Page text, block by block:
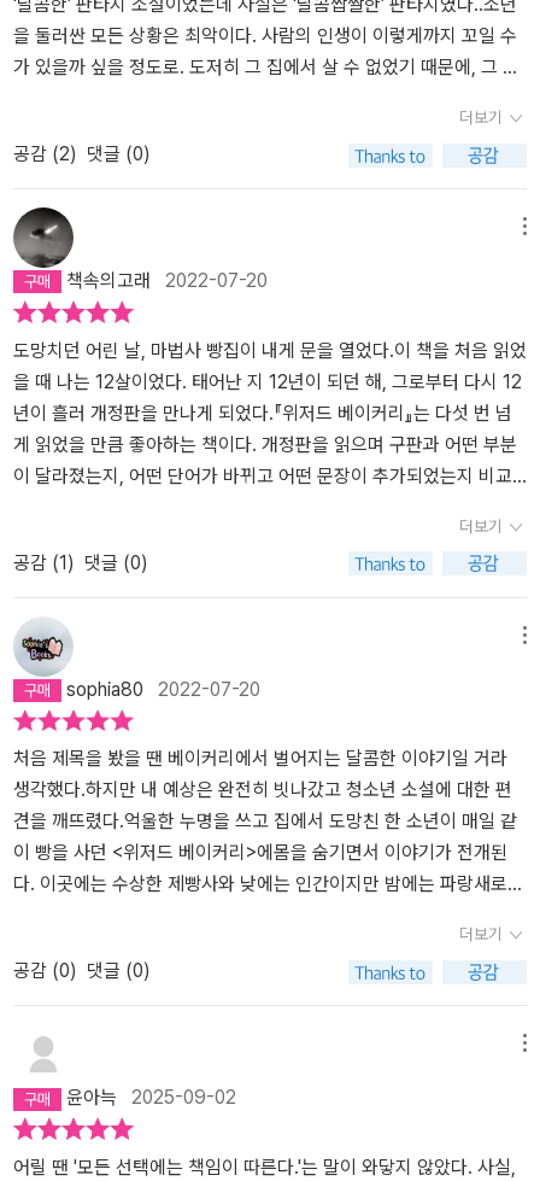
>는 성장 소설이지만, 고통과 상처, 수없이 밀려드는 갈등과 난관을
극복하고 극적인 결말을 맺는 성장소설의 문법을 거부한다. 마치 매
본 리얼리즘의 세계라고나 할까? 삶을 살아가면서 우리는 갈등을 극
복하고 행복에 도달해 있을 때보다는 때론 환경에 순응하고, 때론 맞
서고 극복하면서 삶을 견디고 이어 나가는 측면이 많다는 걸 깨닫는
다. 정글과 같은 삶을 살아가며 피할 수 없는 상실과 결핍, 아픔들은
자연스럽게 삶의 한 부분으로 녹아든다. 이런 측면에서 인생을 살아
가는 간다는 것은 어쩌면 조금씩 퇴보하고 소멸해가는 과정인지도 모
른다. “갓 구운 빵과 같은 온기가 혈관을 타고 번져 나갔다.” (p. 11
5) 우리는 저마다의 역사와 존재 이유를 가진 하나의 섬이다. 서로
의 고유한 존재방식, 상실과 결핍의 기억들은 우리 각자를 섬으로 만
든다. 하지만, 섬은 단절된 듯 보이지만 연결되어 있는 이중적 성격을
띠는 특별한 공간이다. 수면 위 드러난 부분을 기준으로 보면 섬은 단
절된 공간이지만 드러나지 않은 수면 밑으로 섬과 섬들은 단단하게
지 않은 일이다. 이는 타인과 삶의 온도를 맞춰가는 일이며, 상대적 성
숙의 시간을 요하는 것이기 때문이다. 하지만 그럼에도 불구하고 우
리는 함께 살아갈 수밖에 없다. 삶의 흔적, 아픔을 매개로 서로의 존재
를 인정하고 이해하고 위로하게 되는 것이다. 그러한 과정을 거치며
우리는 삶의 고통을 무조건적으로 거부하거나 부정하지 않고 서로의
온기를 느끼며 진정한 위로의 경험을 얻는다. 초월적인 존재를 통해
서도 치유 받을 수 없는 오직 사람에게서만 구할 수 있는 마음이 존재
하는 것이다. 밝은 곳에서는 어두운 곳이 보이지 않지만, 인간은 서로
간에 존재하는 적당한 어둠 속에서 희미한 빛과 온기로 서로를 알아
볼 수 있는 존재이기 때문이다. 영화 <노인을 위한 나라는 없다>의
살인마는 안톤 시거는 우연히 만나는 사람들을 살인의 대상으로 선택
하고 동전 던지기를 통해 살인 여부를 결정한다. 이는 개인의 의지와
에 '전부를 걸어야만 전부를 얻을 수 있다.'는 안톤 시거의 말은 누구
에게나 공평하게 한 번씩 주어진 삶에 임하는 진지한 탐구 자세와 의
지를 상징하는 것이기도 하다. 세상을 살아가는 방식에 있어 모범답
안은 존재하지 않는다. 많은 사람들이 삶이 던지는 시험에 제대로 답
을 하지 못하고 어려움을 겪는 이유는 각자가 다른 시험지를 받았다
는 사실을 미처 알지 못했기 때문이 아닐까？ 대부분의 사람들은 이
를 깨닫지 못한 채 타인의 답을 모방하거나 존재하지 않는 모범답안
을 찾다가 실패하게 된다. 우리는 우리에게 부여되고 스스로 계발한
로 과거를 현재로 끌어당기는 유일한 유품이다. 아이의 과거와 현재,
그리고 미래는 '빵'을 매개체로 하나로 연결된다. '빵'이라는 수단을 통
래를 만나게 될지도 모른다는 사실을 깨닫는다. 아픈 과거는 미래의
특별한 만남을 위한 하나의 복선으로 작용한다. '위저드 베이커리'의
빵에는 과거와 현재 대신 미래가 들어 있다.'위저드 베이커리'는 어린
시절의 마법 따위나 환상이 아니다. 사장은 빵을 만들어 사람들이 원
하는 바를 이뤄주면서 그들에게 행복을 떠먹여 주려고 하지 않았다.
도리어 무거운 책임감을 가르치고자 했다. 그렇기 때문에 빵에 포함
된 모든 마법의 힘은 결국 자신에게 부메랑이 되어 돌아간다. 그 과정
속에서 손님들에게 모든 일은 불가피하며, '흘러가는 대로, 일어나도
록 둘 수밖에 없는 일이 있(141쪽)'다는 사실을 가르쳐주고자 했다.
오늘도 우리 인생은 한 방향으로만 흐른다. 아무런 대가도 없이 손쉽
게 과거로 돌아가서 인생을 두 번 살 기회는 우리에게 주어지지 않는
다. 그러니까 우리에게 주어진 현실에 충실해야 한다,는 뻔한 말을 또
을 둘러싼 모든 상황은 최악이다. 사람의 인생이 이렇게까지 꼬일 수
가 있을까 싶을 정도로. 도저히 그 집에서 살 수 없었기 때문에, 그 공
몸을 숨긴다. 현실에서 도피해 도착한 곳이 알 수 없는 신기한 빵과 쿠
키를 파는 곳이라니. 여기까지는 지극히 판타지적이고 달콤해보인다.
시간을 되돌리거나 실연의 상처를 잊을 수 있고 도플갱어를 만들 수
도 있는 곳. 그러나 그리 달콤하지만은 않다. 베이커리에서 빵과 쿠키
를 구매한 고객은 자신의 선택으로 인해 벌어진 일에 대해 항의를 하
며 찾아오고 점장은 자신의 선택에 스스로 책임지라고 말한다. 결국
이 책은 작가의 말처럼 선택에 관한 이야기다. 자신이 한 선택과 그 선
택에 대한 책임을 지는 것..사실 성인이 되면서 삶이 버겁게 느껴질 때
가 종종 있었다. 고등학생 때까지는 하라는 걸 하면서 살았는데 대학
에 오니 내껀 내가 알아서 챙겨야했고 그만큼 선택해야 하는 순간도
많아졌다. 그래서 늘 책임을 회피하고 싶었다. 누군가가 수습해줬으
면 좋겠고 나 대신 선택을 해주길 바랐다. 내 인생에 자유가 주어졌는
이 너무 달콤해보였고 주인공이 타임 리와인드를 사용해 행복해지길
바랐다. 부서져 사용할 수 없었지만. 결말은 Y의 경우와 N의 경우 2
개로 나뉘는데 나는 N이 진정한 결말이라고 생각한다. 타임 리와인더
가 부서져 사용할 수 없는 상태여서도 맞지만 작가의 의도를 생각해
봤을 때 더 적절한 결말일 것이다. N의 경우에서 시간을 돌리지 못 한
소년은 그 나름대로 삶을 견디면서 살아간다. 원했던 따뜻한 가족은
잃었을지언정 조금씩 성장하며. 냉정하지만 따뜻했던 찰나의 순간을
품에 안고..시간을 되돌려 다른 인생을 살았다면 소년은 행복했을까?
소설을 읽으면 이 질문을 듣고 고민하게 된다. 실존주의 철학에서는
인간이 자신의 선택에 대한 책임을 인식할 때, 그 책임을 스스로 받아
들일 때 진정한 삶의 의미를 찾고 주체적인 인생을 살 수 있다고 말한
다. 실존주의 철학을 잘 알지는 못 하지만 이 책과 맞닿아 있다고 생각
더 가까워보인다.‘그 선택의 결과까지 눈에 보이지 않는 힘에 의존하
기 시작하면, 너의 선택은 더욱 돌이킬 수 없는 방향으로 나아갈 거란
말을 하는 거야.’ 나는 그동안 주체적으로 살아왔는가? 아마 아닐 것
이다. 아니라고 확신한다. 늘 회피하고자 했고 다른 누군가에게 의존
하고만 싶었다. 그래서 나는 어떻게 살아왔는가 성찰하게 되고 그래
서 참 씁쓸했다. 가볍게 읽으려했던 소설을 보며 성찰하게 될 줄은 몰
랐다. 나의 선택과 그 책임에 대해 다시 생각해보게 되었고 이 책은 어
른들을 위한 청소년 책이라는 생각이 든다. 달콤쌉쌀한 위저드 베이
더보기
공감 (2) 댓글 (0)
책속의고래 2022-07-20
도망치던 어린 날, 마법사 빵집이 내게 문을 열었다.​이 책을 처음 읽었
을 때 나는 12살이었다. 태어난 지 12년이 되던 해, 그로부터 다시 12
년이 흘러 개정판을 만나게 되었다.『위저드 베이커리』는 다섯 번 넘
게 읽었을 만큼 좋아하는 책이다. 개정판을 읽으며 구판과 어떤 부분
이 달라졌는지, 어떤 단어가 바뀌고 어떤 문장이 추가되었는지 비교
선하고 획기적인 작품이었다. 지금과 달리 당시는 장르문학이 등한시
되던 시기였는데, '청소년 판타지 소설'이 무려 '제2회 창비청소년문
학상'을 받으며 등단했다는 사실은 그 자체로 독자에게도, 문단에도
큰 파장을 일으켰을 것이다. 심지어 꿈과 희망을 노래하는 게 아니라
선택과 책임, 현실에 대해 말하는 청소년소설은 정말 흔치 않았다.그
랬기에 『위저드 베이커리』는 문학계에 꼭 필요한 소설이었고, 10년이
넘는 시간 동안 독자들에게 줄곧 사랑받아 왔다. 독자를 빨아들이는
독특한 설정과 매력적인 인물들, 무엇보다 작가의 뛰어난 필력 때문
이었을 터다. 나는 이 책을 처음 읽었을 때 스토리뿐만 아니라 문장에
도 감탄했다. 본작이 데뷔작이라고는 믿기 어려울 정도로 유려하고,
누구도 따라할 수 없는 개성적인 문장이었다. 이 책으로 구병모 작가
에게 빠져 현재까지 그가 쓴 작품은 모두 읽었으니 『위저드 베이커
출판사의 마케팅과 대부분 독자들의 반응이 이 책을 '위로의 서사'로
인식하고 있다는 점이었다. 개인의 모든 감상을 존중하지만, 나는 이
책이 위로의 서사라고는 전혀 생각하고 있지 않았다. 구병모 작가의
작품세계는 '치유'나 '위로'와는 거리가 멀며, 오히려 냉혹한 현실을 날
카롭게 포착하여 신랄하게 비판하는 것이 특징이다. 저자의 작품 중
그나마 따스한 편인 『한 스푼의 시간』, 『버드 스트라이크』, 『심장에
수놓은 이야기』에서도 사회현실에 대한 비판적 시각이 엿보인다. 무
엇보다 저자는 절대 덮어놓고 위로를 던지지 않는다. 구병모 작가의
더보기
공감 (1) 댓글 (0)
sophia80 2022-07-20
처음 제목을 봤을 땐 베이커리에서 벌어지는 달콤한 이야기일 거라
생각했다.하지만 내 예상은 완전히 빗나갔고 청소년 소설에 대한 편
견을 깨뜨렸다.​억울한 누명을 쓰고 집에서 도망친 한 소년이 매일 같
이 빵을 사던 <위저드 베이커리>에몸을 숨기면서 이야기가 전개된
다. 이곳에는 수상한 제빵사와 낮에는 인간이지만 밤에는 파랑새로
서 운영하는 인터넷 쇼핑몰에서는 수상한 물품들을 팔고 있다. 소년
은 베이커리의 오븐 속에 숨어 있는 동안 인터넷 주문을 확인하는 일
을 맡게 된다.악마의 시나몬 쿠키부터 마인드 커스터드푸딩, 브로큰
하트 파인애플 마들렌, 체인 월넛 프레첼까지 이름만으로는 정체를
알 수 없는 다양한 종류의 빵과 과자가판매되고 있다. 그리고 이 모든
물품의 마지막 줄에는 경고문이 달려 있다.​모든 마법은 자기에게 그
대가가 돌아오는 것을 전제로 합니다. 자신의 행위로 인한 결과를 책
임질 수 있는 분만 가입하시기 바랍니다.예, 동의합니다 / 아니요, 동
더보기
공감 (0) 댓글 (0)
윤아늑 2025-09-02
어릴 땐 '모든 선택에는 책임이 따른다.'는 말이 와닿지 않았다. 사실,